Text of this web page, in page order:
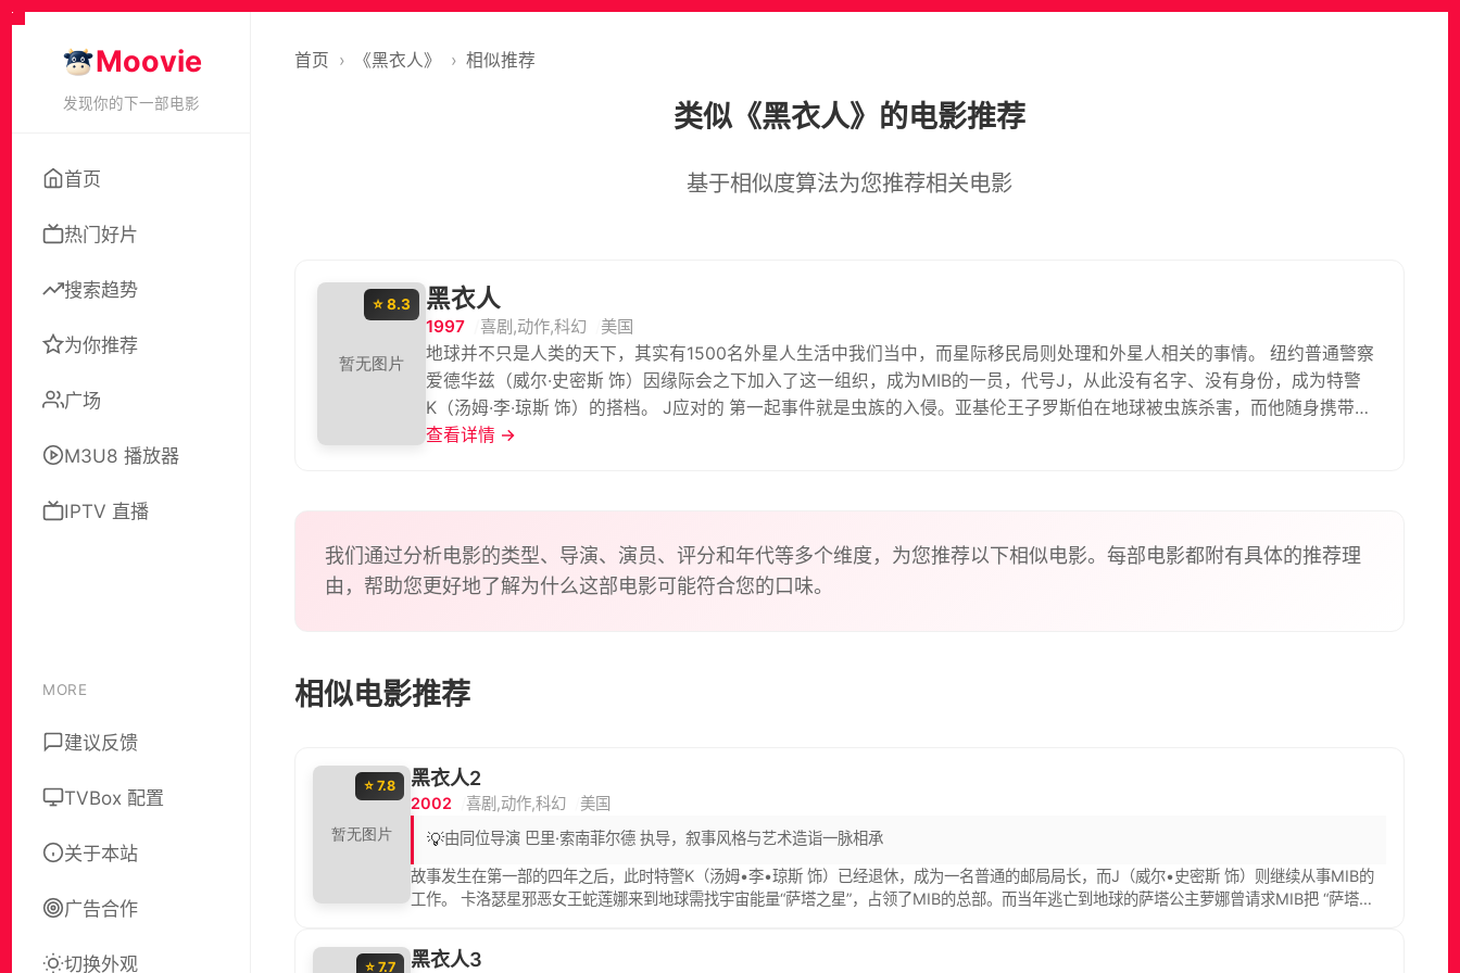
Moovie
发现你的下一部电影
首页
热门好片
搜索趋势
为你推荐
广场
M3U8 播放器
IPTV 直播
MORE
建议反馈
TVBox 配置
关于本站
广告合作
切换外观
首页 › 《黑衣人》 › 相似推荐
类似《黑衣人》的电影推荐
基于相似度算法为您推荐相关电影
⭐ 8.3 黑衣人
1997 喜剧,动作,科幻
美国
地球并不只是人类的天下，其实有1500名外星人生活中我们当中，而星际移民局则处理和外星人相关的事情。 纽约普通警察
爱德华兹（威尔·史密斯 饰）因缘际会之下加入了这一组织，成为MIB的一员，代号J，从此没有名字、没有身份，成为特警
K（汤姆·李·琼斯 饰）的搭档。 J应对的 第一起事件就是虫族的入侵。亚基伦王子罗斯伯在地球被虫族杀害，而他随身携带的
“银河系”——宇宙次原子能源的最好来源也失踪了，若虫族找到，将给亚基伦人带来毁灭性的打击；亚基伦人发出最后通牒，
查看详情 →
我们通过分析电影的类型、导演、演员、评分和年代等多个维度，为您推荐以下相似电影。每部电影都附有具体的推荐理
由，帮助您更好地了解为什么这部电影可能符合您的口味。
相似电影推荐
⭐ 7.8 黑衣人2
2002 喜剧,动作,科幻 美国
💡由同位导演 巴里·索南菲尔德 执导，叙事风格与艺术造诣一脉相承
故事发生在第一部的四年之后，此时特警K（汤姆•李•琼斯 饰）已经退休，成为一名普通的邮局局长，而J（威尔•史密斯 饰）则继续从事MIB的
工作。 卡洛瑟星邪恶女王蛇莲娜来到地球需找宇宙能量“萨塔之星”，占领了MIB的总部。而当年逃亡到地球的萨塔公主萝娜曾请求MIB把 “萨塔之
去记忆的K相信外星人的存在，成了J面临的第一个难题……
⭐ 7.7 黑衣人3